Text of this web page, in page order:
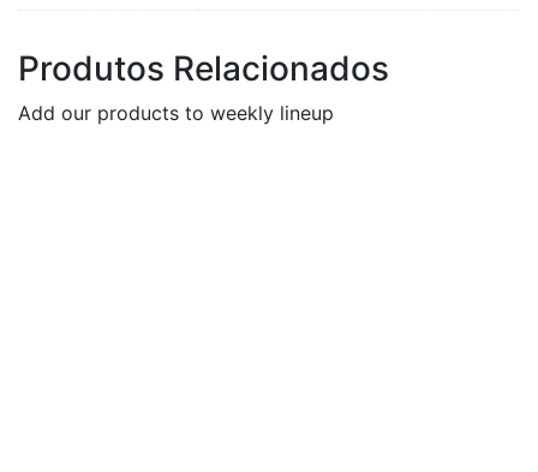
Produtos Relacionados
Add our products to weekly lineup